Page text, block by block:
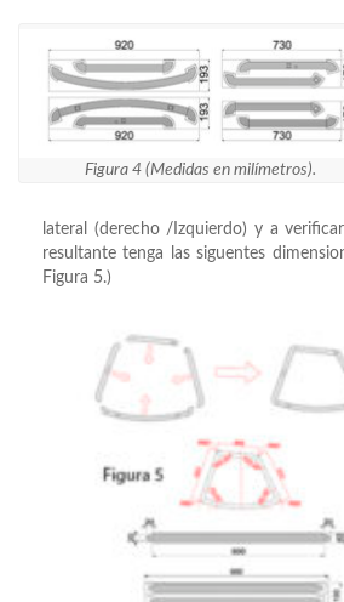
Figura 4 (Medidas en milímetros).
lateral (derecho /Izquierdo) y a
resultante tenga las siguentes
Figura 5.)